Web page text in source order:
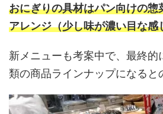
おにぎりの具材はパン向けの惣
アレンジ（少し味が濃い目な感
新メニューも考案中で、最終
類の商品ラインナップになると